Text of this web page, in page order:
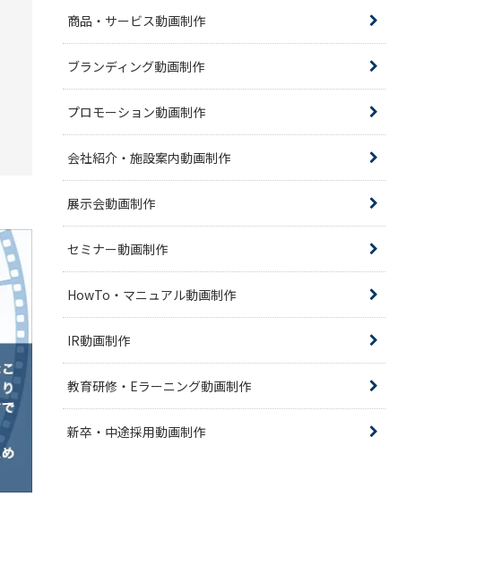
商品・サービス動画制作
ブランディング動画制作
プロモーション動画制作
会社紹介・施設案内動画制作
展示会動画制作
セミナー動画制作
HowTo・マニュアル動画制作
IR動画制作
教育研修・Eラーニング動画制作
新卒・中途採用動画制作